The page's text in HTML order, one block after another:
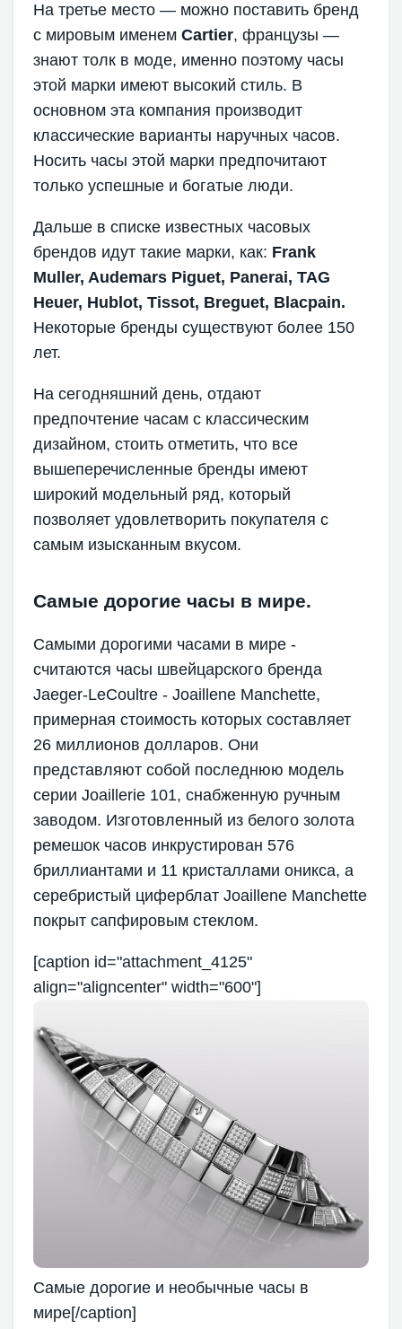
На третье место — можно поставить бренд
с мировым именемCartier, французы —
знают толк в моде, именно поэтому часы
этой марки имеют высокий стиль. В
основном эта компания производит
классические варианты наручных часов.
Носить часы этой марки предпочитают
только успешные и богатые люди.
Дальше в списке известных часовых
брендов идут такие марки, как: Frank
Muller, Audemars Piguet, Panerai, TAG
Heuer, Hublot, Tissot, Breguet, Blacpain.
Некоторые бренды существуют более 150
лет.
На сегодняшний день, отдают
предпочтение часам с классическим
дизайном, стоить отметить, что все
вышеперечисленные бренды имеют
широкий модельный ряд, который
позволяет удовлетворить покупателя с
самым изысканным вкусом.
Самые дорогие часы в мире.
Самыми дорогими часами в мире -
считаются часы швейцарского бренда
Jaeger-LeCoultre - Joaillene Manchette,
примерная стоимость которых составляет
26 миллионов долларов. Они
представляют собой последнюю модель
серии Joaillerie 101, снабженную ручным
заводом. Изготовленный из белого золота
ремешок часов инкрустирован 576
бриллиантами и 11 кристаллами оникса, а
серебристый циферблат Joaillene Manchette
покрыт сапфировым стеклом.
[caption id="attachment_4125"
align="aligncenter" width="600"]
Самые дорогие и необычные часы в
мире[/caption]